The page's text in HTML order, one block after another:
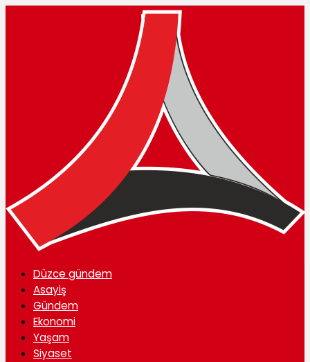
Düzce gündem
Asayiş
Gündem
Ekonomi
Yaşam
Siyaset